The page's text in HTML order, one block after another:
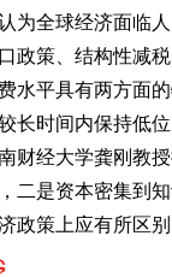
为全球经济面临
政策、结构性减
水平具有两方面
长时间内保持低
财经大学龚刚教
二是资本密集到
政策上应有所区别